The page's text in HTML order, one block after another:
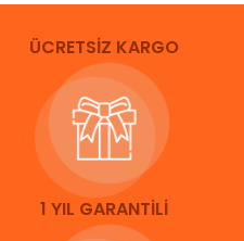
ÜCRETSİZ KARGO
1 YIL GARANTİLİ